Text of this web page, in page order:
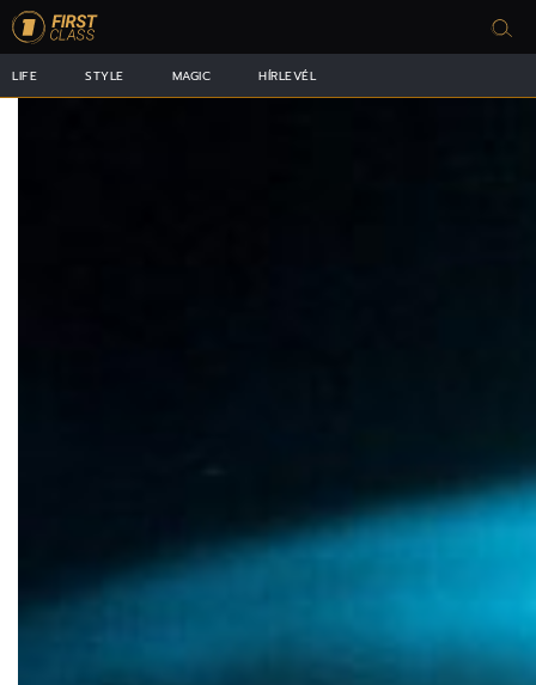
LIFE STYLE MAGIC HÍRLEVÉL